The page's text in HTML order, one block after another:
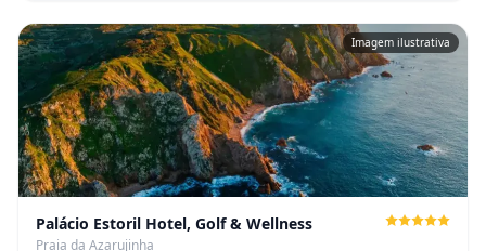
Imagem ilustrativa
Palácio Estoril Hotel, Golf & Wellness
Praia da Azarujinha